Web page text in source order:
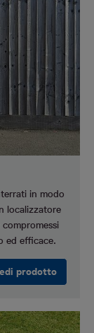
in modo
localizzatore
ed efficace.
prodotto